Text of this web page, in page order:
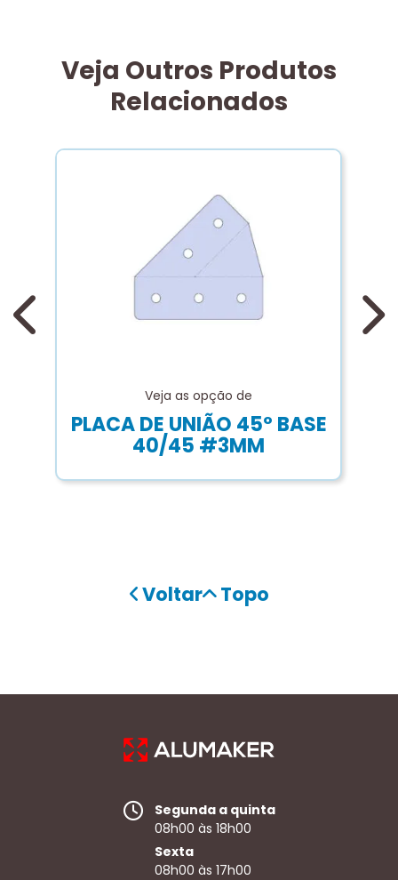
Veja Outros Produtos
Relacionados
Veja as opção de
PLACA DE UNIÃO 45º BASE
40/45 #3MM
Voltar Topo
Segunda a quinta
08h00 às 18h00
Sexta
08h00 às 17h00